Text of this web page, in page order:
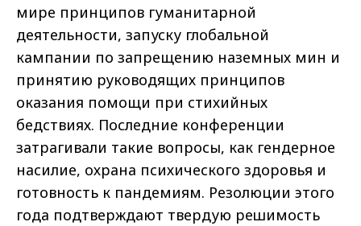
мире принципов гуманитарной
деятельности, запуску глобальной
кампании по запрещению наземных мин и
принятию руководящих принципов
оказания помощи при стихийных
бедствиях. Последние конференции
затрагивали такие вопросы, как гендерное
насилие, охрана психического здоровья и
готовность к пандемиям. Резолюции этого
года подтверждают твердую решимость